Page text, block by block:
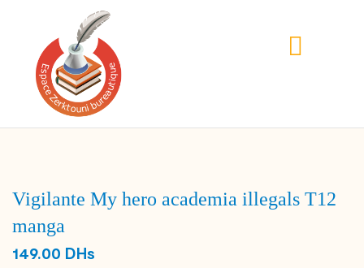
Vigilante My hero academia illegals T12
manga
149.00 DHs